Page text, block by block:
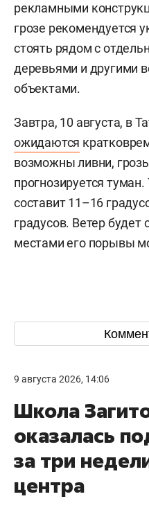
рекламными
грозе рекомендуется
стоять рядом с
деревьями и другими
объектами.
Завтра, 10 августа, в
ожидаются
возможны ливни,
прогнозируется
составит 11–16
градусов. Ветер
местами его порывы
9 августа 2026, 14:06
Школа
оказалась
за три
центра